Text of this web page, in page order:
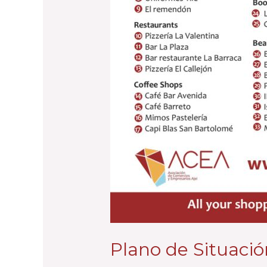
Plano de